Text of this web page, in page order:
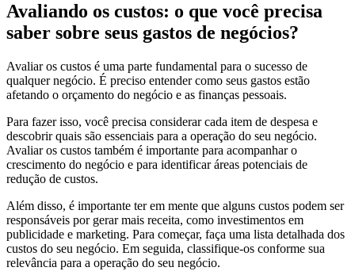
Avaliando os custos: o que você precisa
saber sobre seus gastos de negócios?
Avaliar os custos é uma parte fundamental para o sucesso de
qualquer negócio. É preciso entender como seus gastos estão
afetando o orçamento do negócio e as finanças pessoais.
Para fazer isso, você precisa considerar cada item de despesa e
descobrir quais são essenciais para a operação do seu negócio.
Avaliar os custos também é importante para acompanhar o
crescimento do negócio e para identificar áreas potenciais de
redução de custos.
Além disso, é importante ter em mente que alguns custos podem ser
responsáveis por gerar mais receita, como investimentos em
publicidade e marketing. Para começar, faça uma lista detalhada dos
custos do seu negócio. Em seguida, classifique-os conforme sua
relevância para a operação do seu negócio.